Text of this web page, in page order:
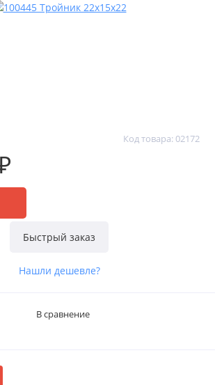
Код товара: 02172
Быстрый заказ
Нашли дешевле?
В сравнение